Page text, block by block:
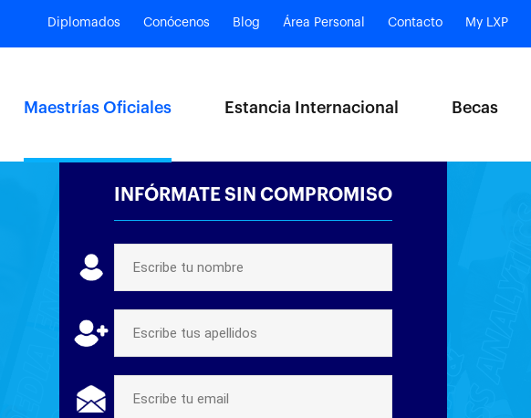
Diplomados Conócenos Blog Área Personal Contacto My LXP
Maestrías Oficiales Estancia Internacional Becas
INFÓRMATE SIN COMPROMISO